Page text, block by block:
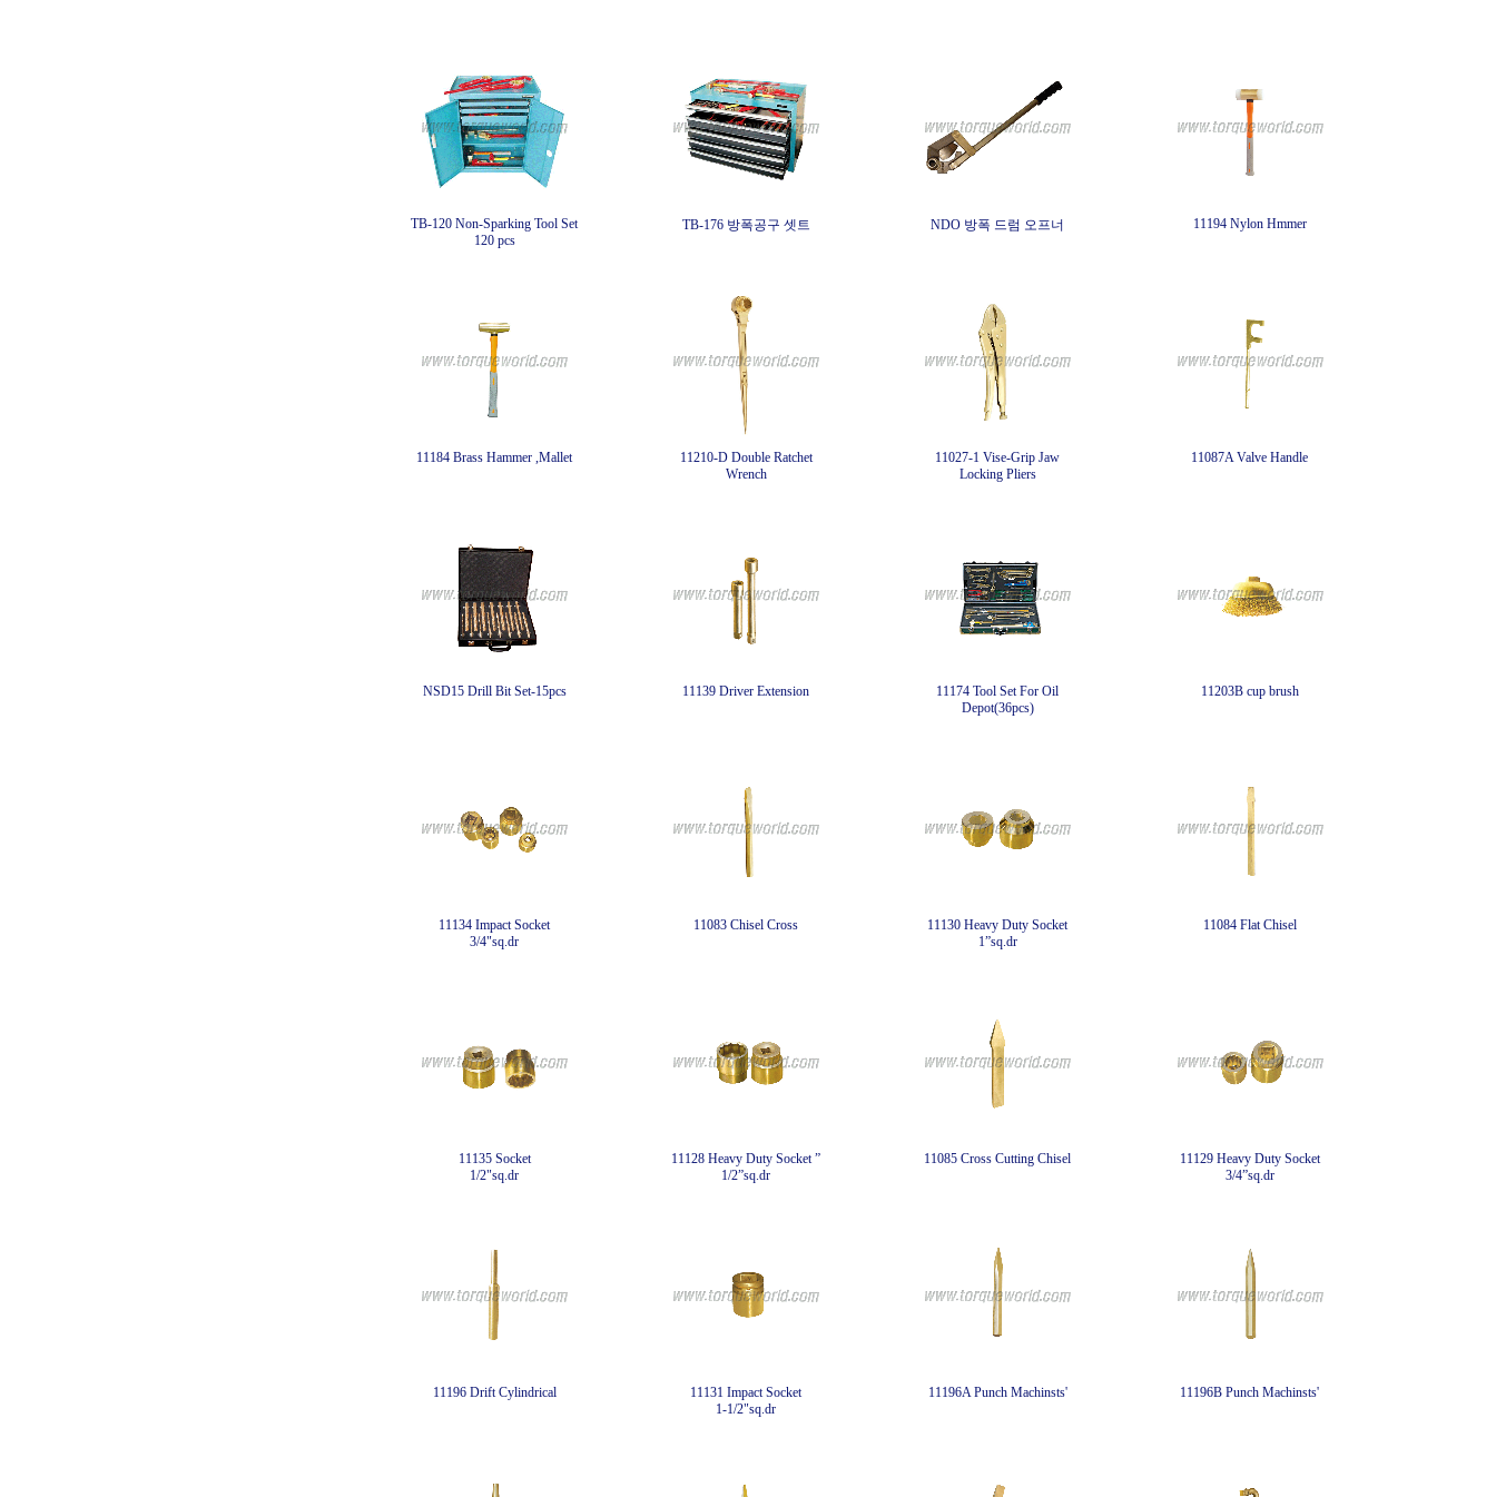
TB-120 Non-Sparking Tool Set
120 pcs
TB-176 방폭공구 셋트 NDO 방폭 드럼 오프너 11194 Nylon Hmmer
11184 Brass Hammer ,Mallet
11210-D Double Ratchet
Wrench
11027-1 Vise-Grip Jaw
Locking Pliers
11087A Valve Handle
NSD15 Drill Bit Set-15pcs 11139 Driver Extension
11174 Tool Set For Oil
Depot(36pcs)
11203B cup brush
11134 Impact Socket
3/4"sq.dr
11083 Chisel Cross
11130 Heavy Duty Socket
1”sq.dr
11084 Flat Chisel
11135 Socket
1/2"sq.dr
11128 Heavy Duty Socket ”
1/2”sq.dr
11085 Cross Cutting Chisel
11129 Heavy Duty Socket
3/4”sq.dr
11196 Drift Cylindrical
11131 Impact Socket
1-1/2"sq.dr
11196A Punch Machinsts' 11196B Punch Machinsts'